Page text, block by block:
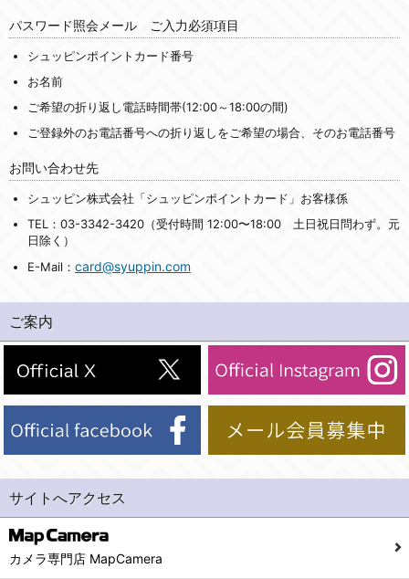
パスワード照会メール ご入力必須項目
シュッピンポイントカード番号
お名前
ご希望の折り返し電話時間帯(12:00～18:00の間)
ご登録外のお電話番号への折り返しをご希望の場合、そのお電話番号
お問い合わせ先
シュッピン株式会社「シュッピンポイントカード」お客様係
TEL：03-3342-3420（受付時間 12:00〜18:00 土日祝日問わず。元
日除く）
E-Mail： card@syuppin.com
ご案内
サイトへアクセス
カメラ専門店 MapCamera